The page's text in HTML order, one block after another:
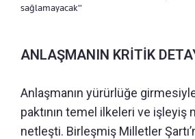
sağlamayacak"
ANLAŞMANIN KRİTİK
Anlaşmanın yürürlüğe
paktının temel ilkeleri ve işleyiş
netleşti. Birleşmiş Milletler